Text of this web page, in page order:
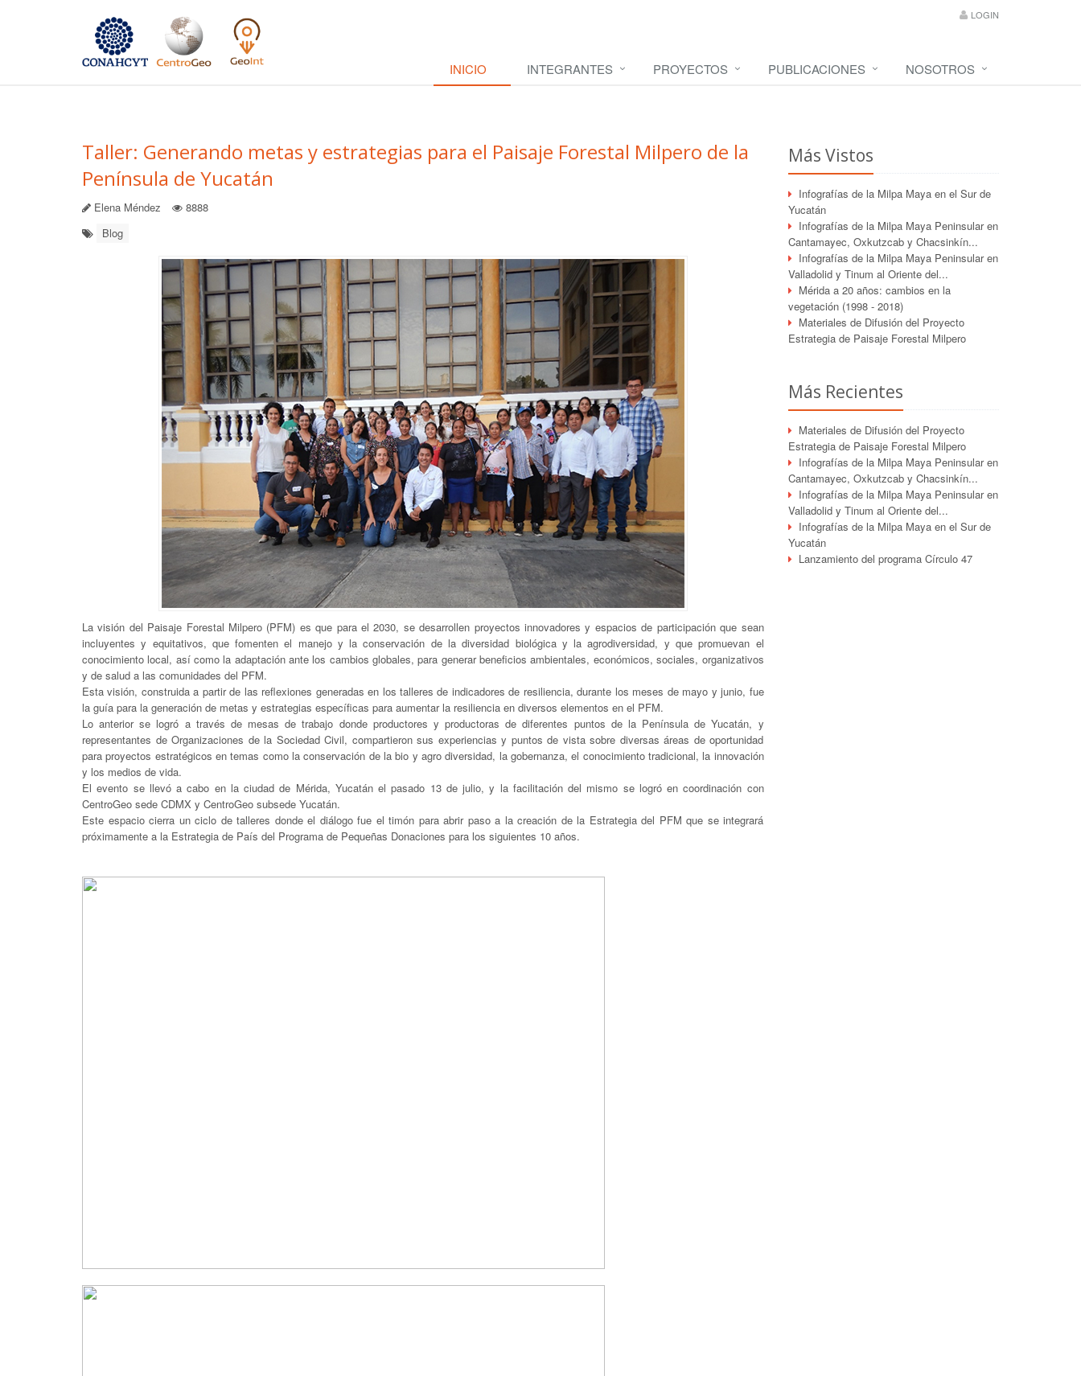
LOGIN
INICIO INTEGRANTES PROYECTOS PUBLICACIONES NOSOTROS
Taller: Generando metas y estrategias para el Paisaje Forestal Milpero de la
Península de Yucatán
Elena Méndez
8888
Blog
La visión del Paisaje Forestal Milpero (PFM) es que para el 2030, se desarrollen proyectos innovadores y espacios de participación que sean
incluyentes y equitativos, que fomenten el manejo y la conservación de la diversidad biológica y la agrodiversidad, y que promuevan el
conocimiento local, así como la adaptación ante los cambios globales, para generar beneficios ambientales, económicos, sociales, organizativos
y de salud a las comunidades del PFM.
Esta visión, construida a partir de las reflexiones generadas en los talleres de indicadores de resiliencia, durante los meses de mayo y junio, fue
la guía para la generación de metas y estrategias específicas para aumentar la resiliencia en diversos elementos en el PFM.
Lo anterior se logró a través de mesas de trabajo donde productores y productoras de diferentes puntos de la Península de Yucatán, y
representantes de Organizaciones de la Sociedad Civil, compartieron sus experiencias y puntos de vista sobre diversas áreas de oportunidad
para proyectos estratégicos en temas como la conservación de la bio y agro diversidad, la gobernanza, el conocimiento tradicional, la innovación
y los medios de vida.
El evento se llevó a cabo en la ciudad de Mérida, Yucatán el pasado 13 de julio, y la facilitación del mismo se logró en coordinación con
CentroGeo sede CDMX y CentroGeo subsede Yucatán.
Este espacio cierra un ciclo de talleres donde el diálogo fue el timón para abrir paso a la creación de la Estrategia del PFM que se integrará
próximamente a la Estrategia de País del Programa de Pequeñas Donaciones para los siguientes 10 años.
Más Vistos
Infografías de la Milpa Maya en el Sur de
Yucatán
Infografías de la Milpa Maya Peninsular en
Cantamayec, Oxkutzcab y Chacsinkín...
Infografías de la Milpa Maya Peninsular en
Valladolid y Tinum al Oriente del...
Mérida a 20 años: cambios en la
vegetación (1998 - 2018)
Materiales de Difusión del Proyecto
Estrategia de Paisaje Forestal Milpero
Más Recientes
Materiales de Difusión del Proyecto
Estrategia de Paisaje Forestal Milpero
Infografías de la Milpa Maya Peninsular en
Cantamayec, Oxkutzcab y Chacsinkín...
Infografías de la Milpa Maya Peninsular en
Valladolid y Tinum al Oriente del...
Infografías de la Milpa Maya en el Sur de
Yucatán
Lanzamiento del programa Círculo 47